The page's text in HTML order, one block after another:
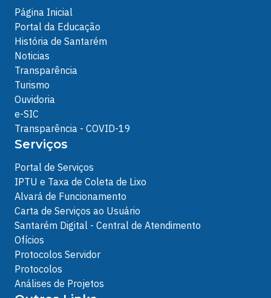
Página Inicial
Portal da Educação
História de Santarém
Noticias
Transparência
Turismo
Ouvidoria
e-SIC
Transparência - COVID-19
Serviços
Portal de Serviços
IPTU e Taxa de Coleta de Lixo
Alvará de Funcionamento
Carta de Serviços ao Usuário
Santarém Digital - Central de Atendimento
Ofícios
Protocolos Servidor
Protocolos
Análises de Projetos